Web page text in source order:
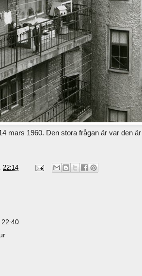
mars 1960. Den stora frågan är var den
22:14